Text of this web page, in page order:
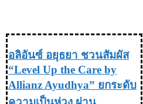
อลิอันซ์ อยุธยา ชวนสัมผัส
“Level Up the Care by
Allianz Ayudhya” ยกระดับ